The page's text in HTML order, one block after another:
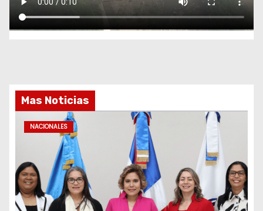
Mas Noticias
NACIONALES